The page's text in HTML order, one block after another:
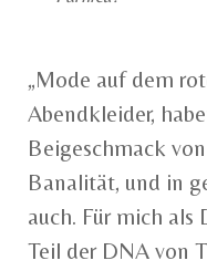
„Mode auf dem
Abendkleider,
Beigeschmack
Banalität, und in
auch. Für mich als
Teil der DNA von